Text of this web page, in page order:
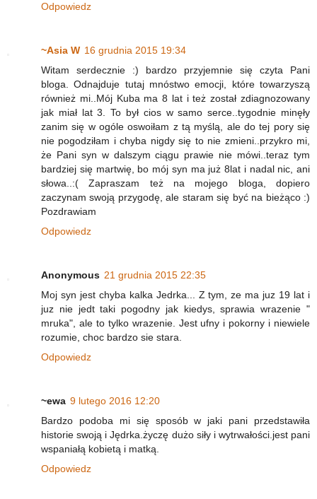
Odpowiedz
~Asia W 16 grudnia 2015 19:34
Witam serdecznie :) bardzo przyjemnie się czyta Pani
bloga. Odnajduje tutaj mnóstwo emocji, które towarzyszą
również mi..Mój Kuba ma 8 lat i też został zdiagnozowany
jak miał lat 3. To był cios w samo serce..tygodnie minęły
zanim się w ogóle oswoiłam z tą myślą, ale do tej pory się
nie pogodziłam i chyba nigdy się to nie zmieni..przykro mi,
że Pani syn w dalszym ciągu prawie nie mówi..teraz tym
bardziej się martwię, bo mój syn ma już 8lat i nadal nic, ani
słowa..:( Zapraszam też na mojego bloga, dopiero
zaczynam swoją przygodę, ale staram się być na bieżąco :)
Pozdrawiam
Odpowiedz
Anonymous 21 grudnia 2015 22:35
Moj syn jest chyba kalka Jedrka... Z tym, ze ma juz 19 lat i
juz nie jedt taki pogodny jak kiedys, sprawia wrazenie "
mruka", ale to tylko wrazenie. Jest ufny i pokorny i niewiele
rozumie, choc bardzo sie stara.
Odpowiedz
~ewa 9 lutego 2016 12:20
Bardzo podoba mi się sposób w jaki pani przedstawiła
historie swoją i Jędrka.życzę dużo siły i wytrwałości.jest pani
wspaniałą kobietą i matką.
Odpowiedz